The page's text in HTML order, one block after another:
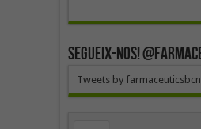
SEGUEIX-NOS!
Tweets by farmaceuticsbcn